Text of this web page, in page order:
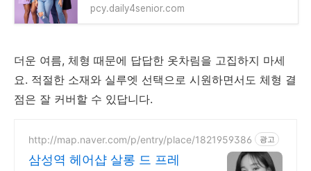
pcy.daily4senior.com
더운 여름, 체형 때문에 답답한 옷차림을 고집하지 마세
요. 적절한 소재와 실루엣 선택으로 시원하면서도 체형 결
점은 잘 커버할 수 있답니다.
http://map.naver.com/p/entry/place/1821959386 광고
삼성역 헤어샵 살롱 드 프레